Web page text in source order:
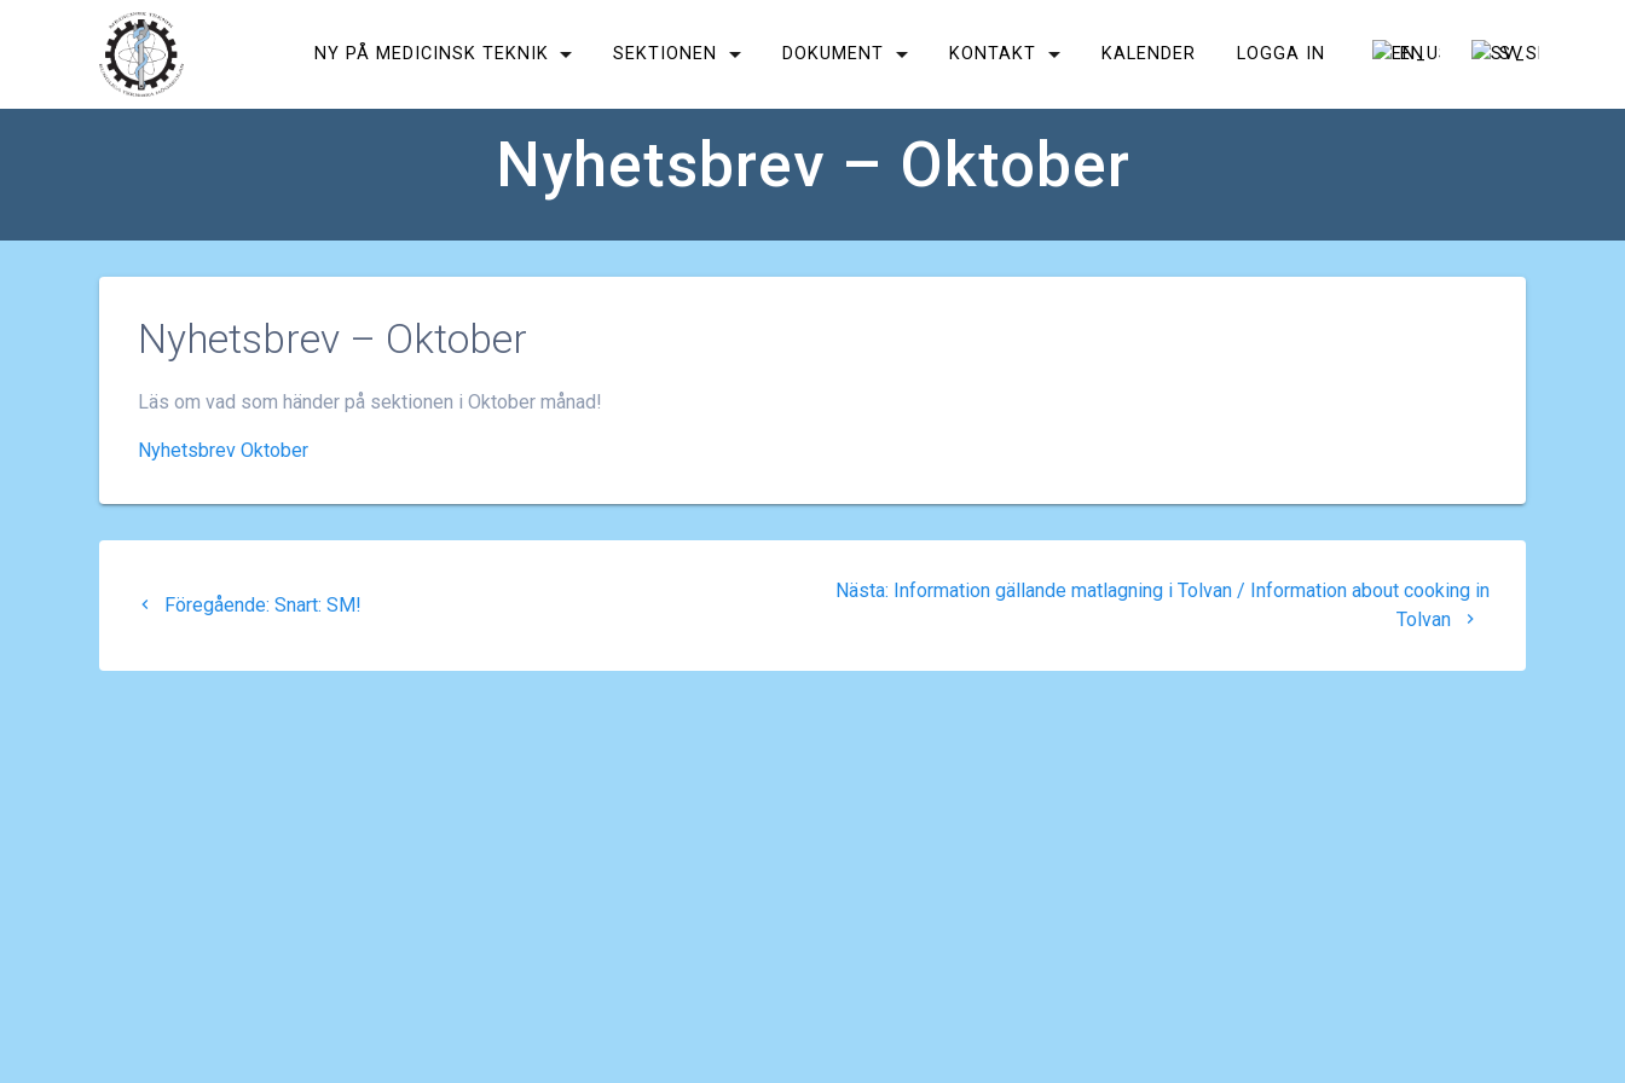
NY PÅ MEDICINSK TEKNIK SEKTIONEN DOKUMENT KONTAKT KALENDER LOGGA IN EN SV
Nyhetsbrev – Oktober
Nyhetsbrev – Oktober
Läs om vad som händer på sektionen i Oktober månad!
Nyhetsbrev Oktober
Föregående: Föregående
Snart: SM!
Nästa: Nästa
Information gällande matlagning i Tolvan / Information about cooking in
Tolvan